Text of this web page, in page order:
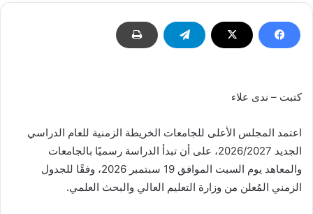
كتبت – ندى علاء
اعتمد المجلس الأعلى للجامعات الخريطة الزمنية للعام الدراسي
الجديد 2026/2027، على أن تبدأ الدراسة رسميًا بالجامعات
والمعاهد يوم السبت الموافق 19 سبتمبر 2026، وفقًا للجدول
الزمني المُعلن من وزارة التعليم العالي والبحث العلمي.